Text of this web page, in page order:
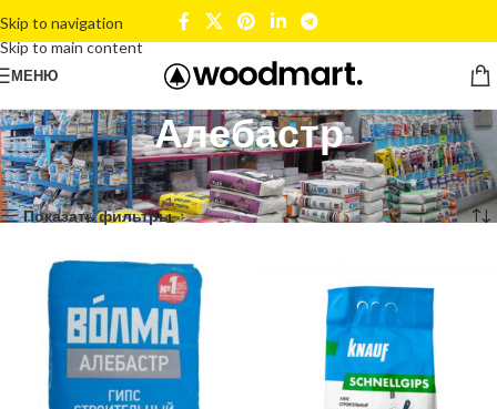
Skip to navigation
Skip to main content
МЕНЮ
Алебастр
Главная Сухие смеси Цемент,Сыпучка Алебастр Показаны все (2)
Показать фильтры